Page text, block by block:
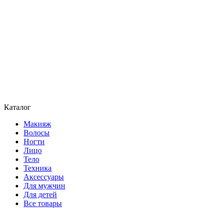
Каталог
Макияж
Волосы
Ногти
Лицо
Тело
Техника
Аксессуары
Для мужчин
Для детей
Все товары